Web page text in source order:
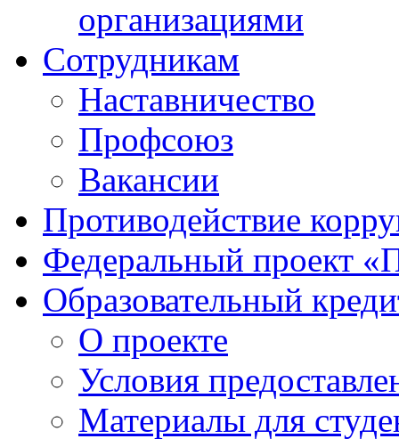
организациями
Сотрудникам
Наставничество
Профсоюз
Вакансии
Противодействие
Федеральный проект
Образовательный
О проекте
Условия
Материалы для